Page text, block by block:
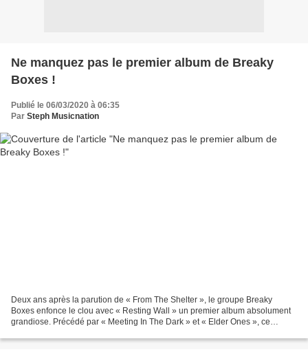
Ne manquez pas le premier album de Breaky
Boxes !
Publié le 06/03/2020 à 06:35
Par Steph Musicnation
Deux ans après la parution de « From The Shelter », le groupe Breaky
Boxes enfonce le clou avec « Resting Wall » un premier album absolument
grandiose. Précédé par « Meeting In The Dark » et « Elder Ones », ce